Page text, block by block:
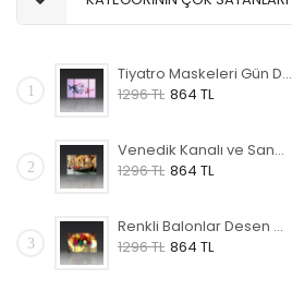
1
Tiyatro Maskeleri Gün Desen Duvar Panosu
1296 TL 864 TL
2
Venedik Kanalı ve Sandal Forex Tablo
1296 TL 864 TL
3
Renkli Balonlar Desen Duvar Panosu
1296 TL 864 TL